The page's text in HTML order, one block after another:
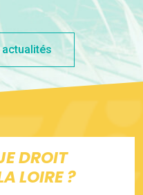
DROIT
LOIRE ?